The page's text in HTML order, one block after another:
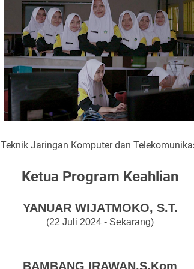
Teknik Jaringan Komputer dan
Ketua Program Keahlian
YANUAR WIJATMOKO, S.T.
(22 Juli 2024 - Sekarang)
BAMBANG IRAWAN,S.Kom